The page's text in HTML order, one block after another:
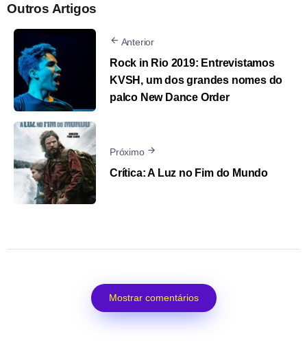
Outros Artigos
Anterior
Rock in Rio 2019: Entrevistamos
KVSH, um dos grandes nomes do
palco New Dance Order
Próximo
Crítica: A Luz no Fim do Mundo
Mostrar comentários